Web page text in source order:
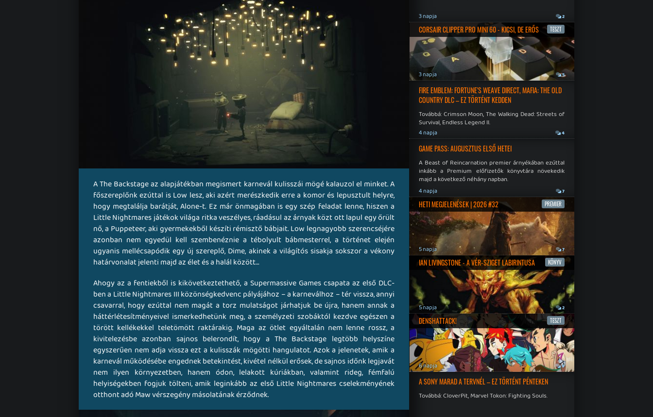
A The Backstage az alapjátékban megismert karnevál kulisszái mögé kalauzol el minket. A
főszereplőnk ezúttal is Low lesz, aki azért merészkedik erre a komor és lepusztult helyre,
hogy megtalálja barátját, Alone-t. Ez már önmagában is egy szép feladat lenne, hiszen a
Little Nightmares játékok világa ritka veszélyes, ráadásul az árnyak közt ott lapul egy őrült
nő, a Puppeteer, aki gyermekekből készíti rémisztő bábjait. Low legnagyobb szerencséjére
azonban nem egyedül kell szembenéznie a tébolyult bábmesterrel, a történet elején
ugyanis mellécsapódik egy új szereplő, Dime, akinek a világítós sisakja sokszor a vékony
határvonalat jelenti majd az élet és a halál között…
Ahogy az a fentiekből is kikövetkeztethető, a Supermassive Games csapata az első DLC-
ben a Little Nightmares III közönségkedvenc pályájához – a karneválhoz – tér vissza, annyi
csavarral, hogy ezúttal nem magát a torz mulatságot járhatjuk be újra, hanem annak a
háttérlétesítményeivel ismerkedhetünk meg, a személyzeti szobáktól kezdve egészen a
törött kellékekkel teletömött raktárakig. Maga az ötlet egyáltalán nem lenne rossz, a
kivitelezésbe azonban sajnos belerondít, hogy a The Backstage legtöbb helyszíne
egyszerűen nem adja vissza ezt a kulisszák mögötti hangulatot. Azok a jelenetek, amik a
karnevál működésébe engednek betekintést, kivétel nélkül erősek, de sajnos időnk legjavát
nem ilyen környezetben, hanem ódon, lelakott kúriákban, valamint rideg, fémfalú
helyiségekben fogjuk tölteni, amik leginkább az első Little Nightmares cselekményének
otthont adó Maw vérszegény másolatának érződnek.
3 napja 2
CORSAIR CLIPPER PRO MINI 60 - KICSI, DE ERŐS TESZT
3 napja 5
FIRE EMBLEM: FORTUNE'S WEAVE DIRECT, MAFIA: THE OLD
COUNTRY DLC – EZ TÖRTÉNT KEDDEN
Továbbá: Crimson Moon, The Walking Dead: Streets of
Survival, Endless Legend II.
4 napja 4
GAME PASS: AUGUSZTUS ELSŐ HETEI
A Beast of Reincarnation premier árnyékában ezúttal
inkább a Premium előfizetők könyvtára növekedik
majd a következő néhány napban.
4 napja 7
HETI MEGJELENÉSEK | 2026 #32 PREMIER
5 napja 7
IAN LIVINGSTONE - A VÉR-SZIGET LABIRINTUSA KÖNYV
5 napja 2
DENSHATTACK! TESZT
6 napja 9
A SONY MARAD A TERVNÉL – EZ TÖRTÉNT PÉNTEKEN
Továbbá: CloverPit, Marvel Tokon: Fighting Souls.